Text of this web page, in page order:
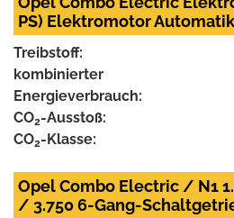
PS) Elektromotor
Treibstoff:
kombinierter
Energieverbrauch:
CO2-Ausstoß:
CO2-Klasse:
Opel Combo Electric / N1
/ 3.750 6-Gang-